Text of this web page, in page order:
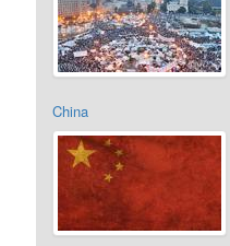
China